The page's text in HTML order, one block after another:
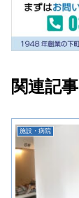
関連記事
施設・病院